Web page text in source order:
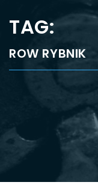
TAG:
ROW RYBNIK